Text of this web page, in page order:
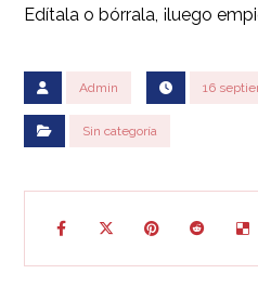
Edítala o bórrala, ¡luego
Admin 16
Sin categoría